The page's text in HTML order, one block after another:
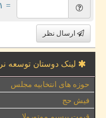
= ۱ بعلاوه ۴
ارسال نظر
لینک دوستان توسعه
حوزه های انتخابیه مجلس
فیش حج